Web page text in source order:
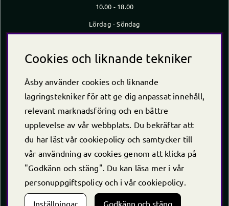
10.00 - 18.00
Lördag - Söndag
10.00 - 16.00
*Caféet stänger 30 min innan butiken stänger
E-post:info@asby.nu
Org nr: 556222-2900
Cookies och liknande tekniker
Åsby använder cookies och liknande
lagringstekniker för att ge dig anpassat innehåll,
relevant marknadsföring och en bättre
upplevelse av vår webbplats. Du bekräftar att
du har läst vår cookiepolicy och samtycker till
vår användning av cookies genom att klicka på
"Godkänn och stäng". Du kan läsa mer i vår
personuppgiftspolicy och i vårcookiepolicy.
Inställningar Godkänn och stäng